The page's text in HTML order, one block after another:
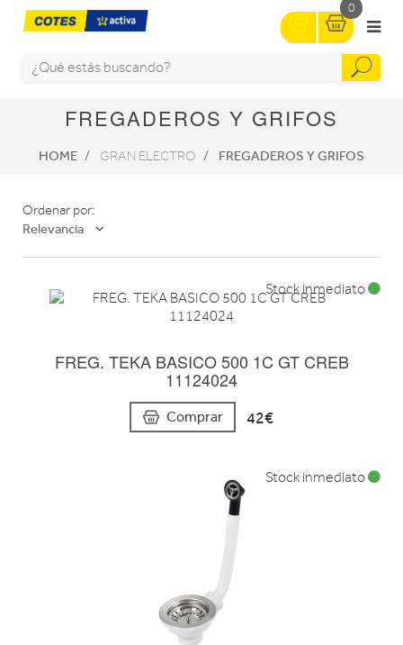
0
FREGADEROS Y GRIFOS
HOME GRAN ELECTRO FREGADEROS Y GRIFOS
Ordenar por:
Relevancia
FREG. TEKA BASICO 500 1C GT CREB
11124024
Comprar 42€
Stock inmediato
Stock inmediato